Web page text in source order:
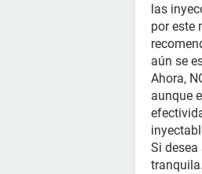
las
por este
aún se
Ahora,
aunque
Si desea